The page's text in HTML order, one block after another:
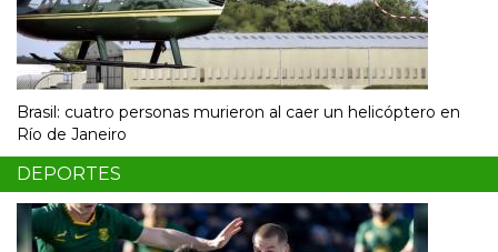
Brasil: cuatro personas murieron al caer un helicóptero en
Río de Janeiro
DEPORTES